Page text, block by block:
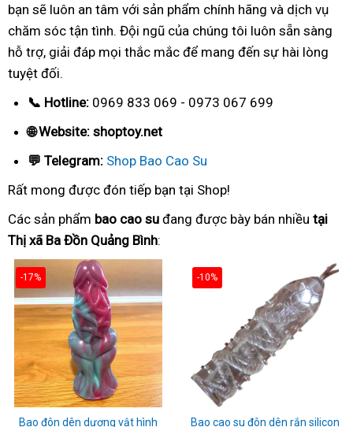
bạn sẽ luôn an tâm với sản phẩm chính hãng và dịch vụ
chăm sóc tận tình. Đội ngũ của chúng tôi luôn sẵn sàng
hỗ trợ, giải đáp mọi thắc mắc để mang đến sự hài lòng
tuyệt đối.
📞 Hotline: 0969 833 069 - 0973 067 699
🌐 Website: shoptoy.net
💬 Telegram: Shop Bao Cao Su
Rất mong được đón tiếp bạn tại Shop!
Các sản phẩm bao cao su đang được bày bán nhiều tại
Thị xã Ba Đồn Quảng Bình:
-17%
Bao đôn dên dương vật hình
-10%
Bao cao su đôn dên rắn silicon